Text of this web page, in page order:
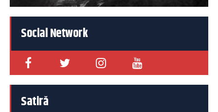
Social Network
Satiră